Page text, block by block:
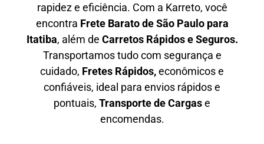
rapidez e eficiência. Com a Karreto, você
encontra Frete Baratode São Paulo para
Itatiba, além de Carretos Rápidos e Seguros.
Transportamos tudo com segurança e
cuidado, Fretes Rápidos,econômicos e
confiáveis, ideal para envios rápidos e
pontuais, Transporte de Cargase
encomendas.